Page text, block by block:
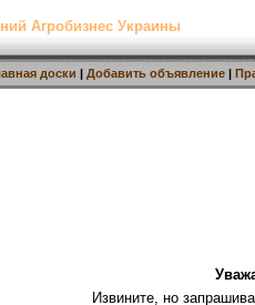
Агробизнес Украины
доски | Добавить объявление |
Извините, но